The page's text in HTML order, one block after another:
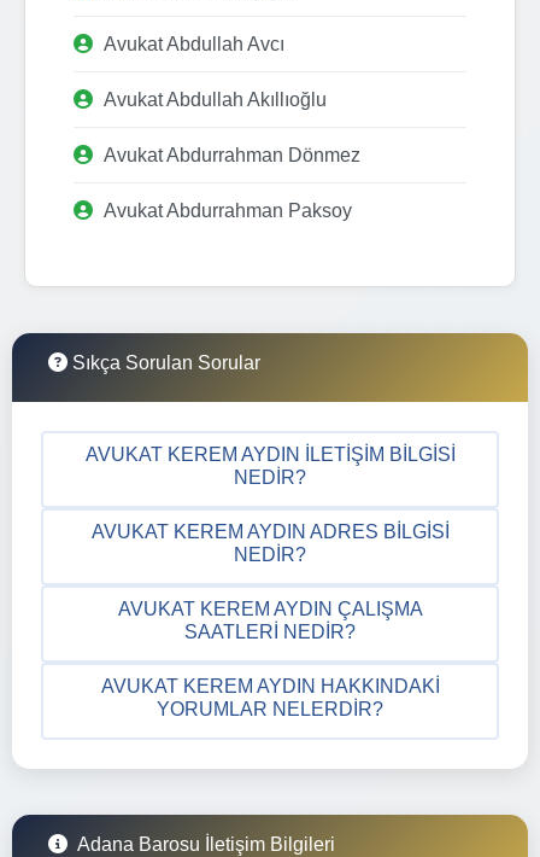
Avukat Abdullah Avcı
Avukat Abdullah Akıllıoğlu
Avukat Abdurrahman Dönmez
Avukat Abdurrahman Paksoy
Sıkça Sorulan Sorular
AVUKAT KEREM AYDIN İLETIŞIM BILGISI
NEDIR?
AVUKAT KEREM AYDIN ADRES BILGISI
NEDIR?
AVUKAT KEREM AYDIN ÇALIŞMA
SAATLERI NEDIR?
AVUKAT KEREM AYDIN HAKKINDAKI
YORUMLAR NELERDIR?
Adana Barosu İletişim Bilgileri